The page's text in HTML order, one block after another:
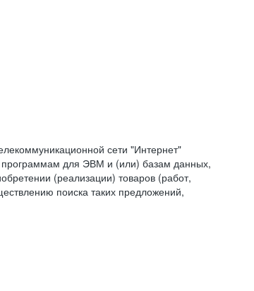
сети "Интернет"
программам для ЭВМ и (или) базам данных,
(реализации) товаров (работ,
поиска таких предложений,